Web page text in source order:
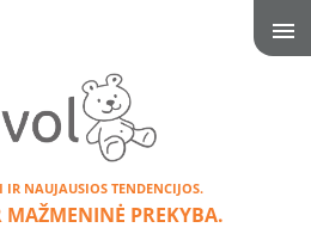
NAUJAUSIOS TENDENCIJOS.
PREKYBA.